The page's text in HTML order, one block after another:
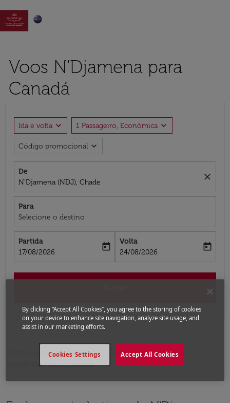

Voos N'Djamena para
Canadá
Ida e volta expand_more 1 Passageiro, Econômica expand_more
Código promocional expand_more
De
N'Djamena (NDJ), Chade
close
Para
Selecione o destino
Partida
fc-booking-departure-date-aria-label
17/08/2026
today
Volta
fc-booking-return-date-aria-label
24/08/2026
today
Página inicial Voos
Voos para o Canadá
Voos N'Djamena - Canadá
By clicking “Accept All Cookies”, you agree to the storing of cookies
on your device to enhance site navigation, analyze site usage, and
assist in our marketing efforts.
Accept All Cookies
Cookies Settings